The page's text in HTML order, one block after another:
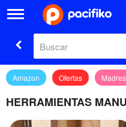
Amazon Ofertas Madres
HERRAMIENTAS